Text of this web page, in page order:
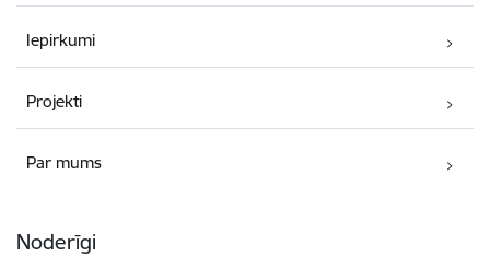
Iepirkumi
Projekti
Par mums
Noderīgi